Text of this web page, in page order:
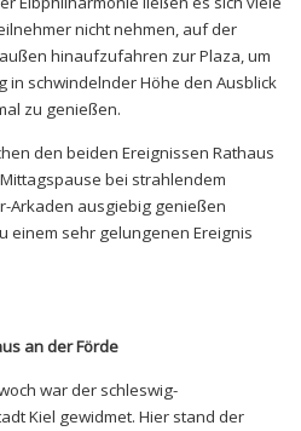
nicht nehmen, auf der
hinaufzufahren zur Plaza, um
in schwindelnder Höhe den Ausblick
zu genießen.
den beiden Ereignissen Rathaus
bei strahlendem
Arkaden ausgiebig genießen
einem sehr gelungenen Ereignis
an der Förde
war der schleswig-
Kiel gewidmet. Hier stand der